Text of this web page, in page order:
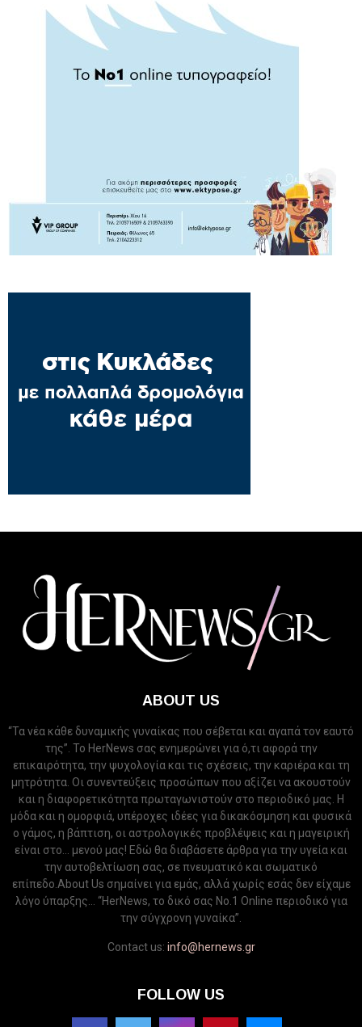
ABOUT US
“Τα νέα κάθε δυναμικής γυναίκας που σέβεται και αγαπά τον εαυτό
της”. Το HerNews σας ενημερώνει για ό,τι αφορά την
επικαιρότητα, την ψυχολογία και τις σχέσεις, την καριέρα και τη
μητρότητα. Οι συνεντεύξεις προσώπων που αξίζει να ακουστούν
και η διαφορετικότητα πρωταγωνιστούν στο περιοδικό μας. Η
μόδα και η ομορφιά, υπέροχες ιδέες για δικακόσμηση και φυσικά
ο γάμος, η βάπτιση, οι αστρολογικές προβλέψεις και η μαγειρική
είναι στο... μενού μας! Εδώ θα διαβάσετε άρθρα για την υγεία και
την αυτοβελτίωση σας, σε πνευματικό και σωματικό
επίπεδο.About Us σημαίνει για εμάς, αλλά χωρίς εσάς δεν είχαμε
λόγο ύπαρξης... “HerNews, το δικό σας Νo.1 Online περιοδικό για
την σύγχρονη γυναίκα”.
Contact us: info@hernews.gr
FOLLOW US